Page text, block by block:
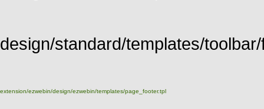
design/standard/templates/
extension/ezwebin/design/ezwebin/templates/page_footer.tpl